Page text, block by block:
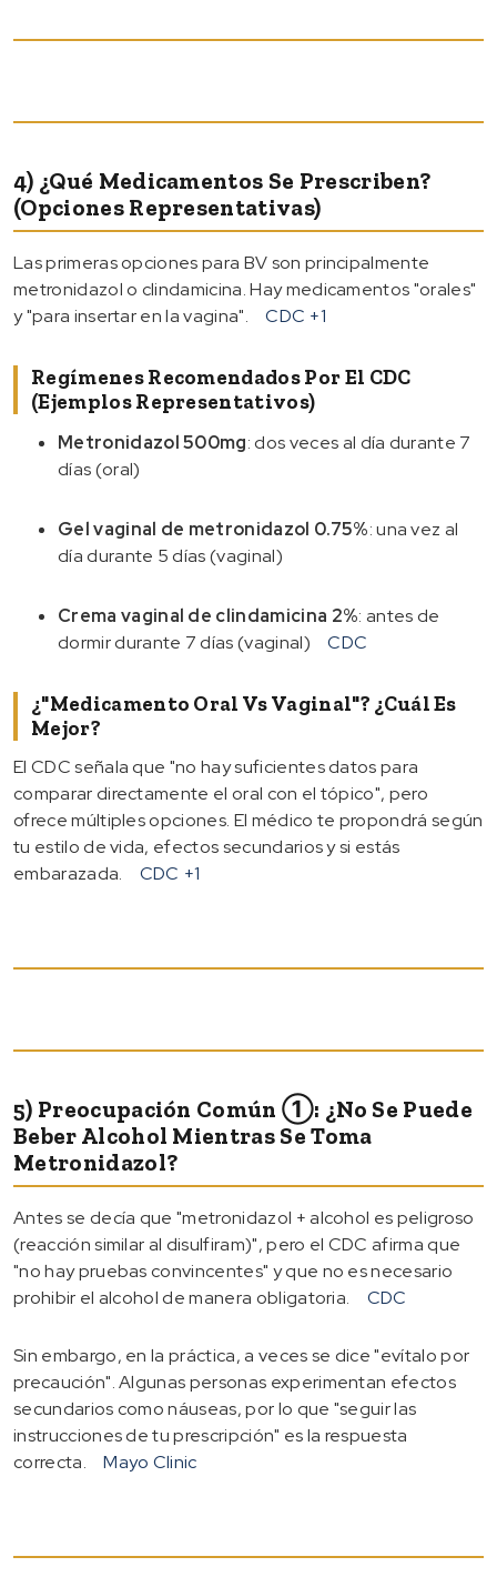
4) ¿Qué Medicamentos Se Prescriben?
(Opciones Representativas)
Las primeras opciones para BV son principalmente
metronidazol o clindamicina. Hay medicamentos "orales"
y "para insertar en la vagina".
CDC +1
Regímenes Recomendados Por El CDC
(ejemplos Representativos)
Metronidazol 500mg: dos veces al día durante 7
días (oral)
Gel vaginal de metronidazol 0.75%: una vez al
día durante 5 días (vaginal)
Crema vaginal de clindamicina 2%: antes de
dormir durante 7 días (vaginal)
CDC
¿"Medicamento Oral Vs Vaginal"? ¿Cuál Es
Mejor?
El CDC señala que "no hay suficientes datos para
comparar directamente el oral con el tópico", pero
ofrece múltiples opciones. El médico te propondrá según
tu estilo de vida, efectos secundarios y si estás
embarazada.
CDC +1
5) Preocupación Común ①: ¿No Se Puede
Beber Alcohol Mientras Se Toma
Metronidazol?
Antes se decía que "metronidazol + alcohol es peligroso
(reacción similar al disulfiram)", pero el CDC afirma que
"no hay pruebas convincentes" y que no es necesario
prohibir el alcohol de manera obligatoria.
CDC
Sin embargo, en la práctica, a veces se dice "evítalo por
precaución". Algunas personas experimentan efectos
secundarios como náuseas, por lo que "seguir las
instrucciones de tu prescripción" es la respuesta
correcta.
Mayo Clinic